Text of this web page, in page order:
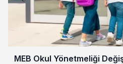
MEB Okul Yönetmeliği